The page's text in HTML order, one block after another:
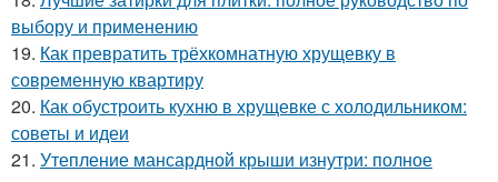
выбору и применению
19. Как превратить трёхкомнатную хрущевку в
современную квартиру
20. Как обустроить кухню в хрущевке с холодильником:
советы и идеи
21. Утепление мансардной крыши изнутри: полное